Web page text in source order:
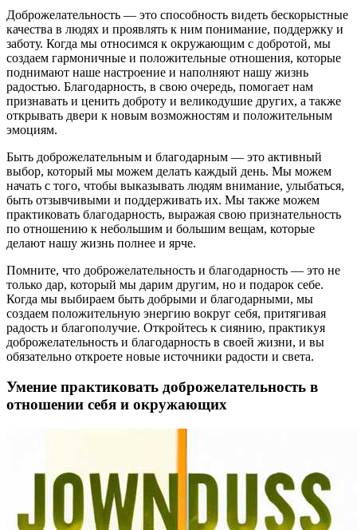
Доброжелательность — это способность видеть бескорыстные
качества в людях и проявлять к ним понимание, поддержку и
заботу. Когда мы относимся к окружающим с добротой, мы
создаем гармоничные и положительные отношения, которые
поднимают наше настроение и наполняют нашу жизнь
радостью. Благодарность, в свою очередь, помогает нам
признавать и ценить доброту и великодушие других, а также
открывать двери к новым возможностям и положительным
эмоциям.
Быть доброжелательным и благодарным — это активный
выбор, который мы можем делать каждый день. Мы можем
начать с того, чтобы выказывать людям внимание, улыбаться,
быть отзывчивыми и поддерживать их. Мы также можем
практиковать благодарность, выражая свою признательность
по отношению к небольшим и большим вещам, которые
делают нашу жизнь полнее и ярче.
Помните, что доброжелательность и благодарность — это не
только дар, который мы дарим другим, но и подарок себе.
Когда мы выбираем быть добрыми и благодарными, мы
создаем положительную энергию вокруг себя, притягивая
радость и благополучие. Откройтесь к сиянию, практикуя
доброжелательность и благодарность в своей жизни, и вы
обязательно откроете новые источники радости и света.
Умение практиковать доброжелательность в
отношении себя и окружающих